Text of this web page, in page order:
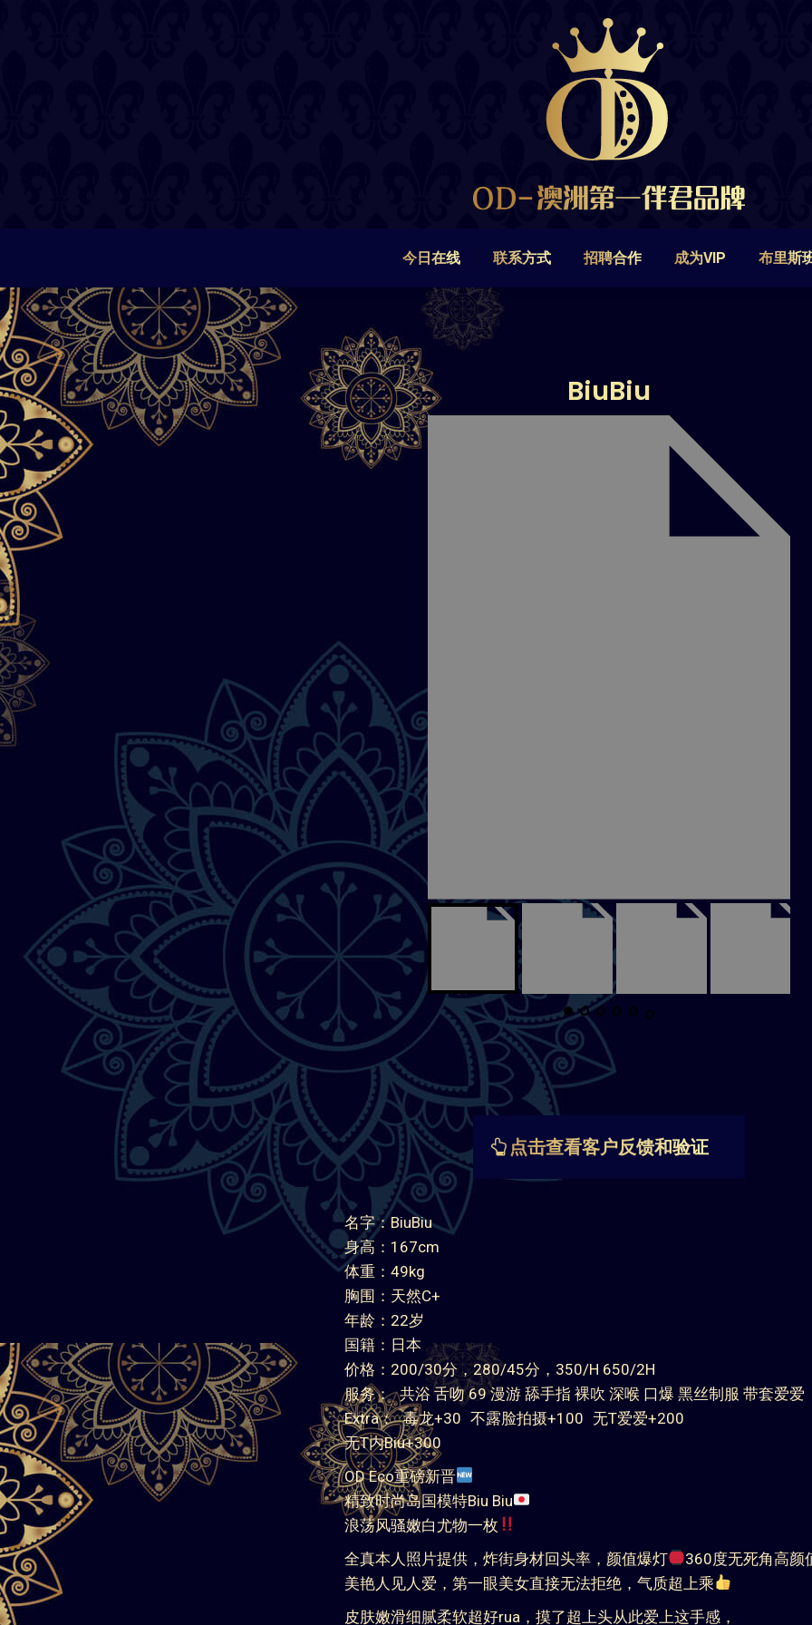
今日在线 联系方式 招聘合作 成为VIP 布里斯
BiuBiu
点击查看客户反馈和验证
名字：BiuBiu
身高：167cm
体重：49kg
胸围：天然C+
年龄：22岁
国籍：日本
价格：200/30分，280/45分，350/H 650/2H
服务： 共浴 舌吻 69 漫游 舔手指 裸吹 深喉 口爆 黑丝制服 带套爱爱
Extra： 毒龙+30 不露脸拍摄+100 无T爱爱+200
无T内Biu+300
OD Eco重磅新晋
精致时尚岛国模特Biu Biu
浪荡风骚嫩白尤物一枚
全真本人照片提供，炸街身材回头率，颜值爆灯
360度无死角高颜
美艳人见人爱，第一眼美女直接无法拒绝，气质超上乘
皮肤嫩滑细腻柔软超好rua，摸了超上头从此爱上这手感，
招聘合作